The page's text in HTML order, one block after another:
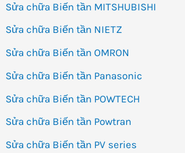
Sửa chữa Biến tần MITSHUBISHI
Sửa chữa Biến tần NIETZ
Sửa chữa Biến tần OMRON
Sửa chữa Biến tần Panasonic
Sửa chữa Biến tần POWTECH
Sửa chữa Biến tần Powtran
Sửa chữa Biến tần PV series